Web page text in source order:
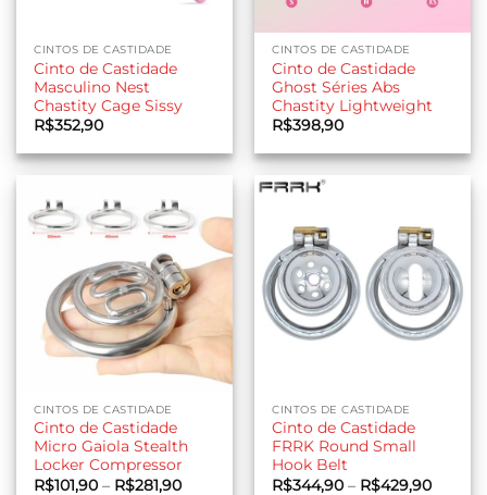
CINTOS DE CASTIDADE
Cinto de Castidade
Masculino Nest
Chastity Cage Sissy
R$352,90
CINTOS DE CASTIDADE
Cinto de Castidade
Ghost Séries Abs
Chastity Lightweight
R$398,90
CINTOS DE CASTIDADE
Cinto de Castidade
Micro Gaiola Stealth
Locker Compressor
R$101,90 – R$281,90Faixa
CINTOS DE CASTIDADE
Cinto de Castidade
FRRK Round Small
Hook Belt
R$344,90 – R$429,90Faixa